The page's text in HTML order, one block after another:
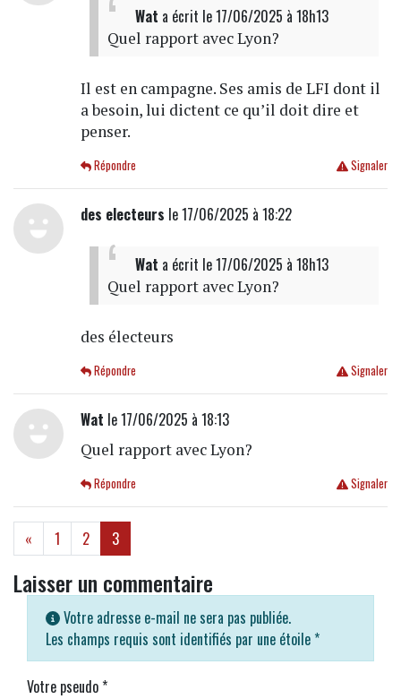
Wat a écrit le 17/06/2025 à 18h13
Quel rapport avec Lyon?
Il est en campagne. Ses amis de LFI dont il
a besoin, lui dictent ce qu’il doit dire et
penser.
Signaler
Répondre
des electeurs le 17/06/2025 à 18:22
Wat a écrit le 17/06/2025 à 18h13
Quel rapport avec Lyon?
des électeurs
Signaler
Répondre
Wat le 17/06/2025 à 18:13
Quel rapport avec Lyon?
Signaler
Répondre
« 1 2 3(current)
Laisser un commentaire
Votre adresse e-mail ne sera pas publiée.
Les champs requis sont identifiés par une étoile *
Votre pseudo*